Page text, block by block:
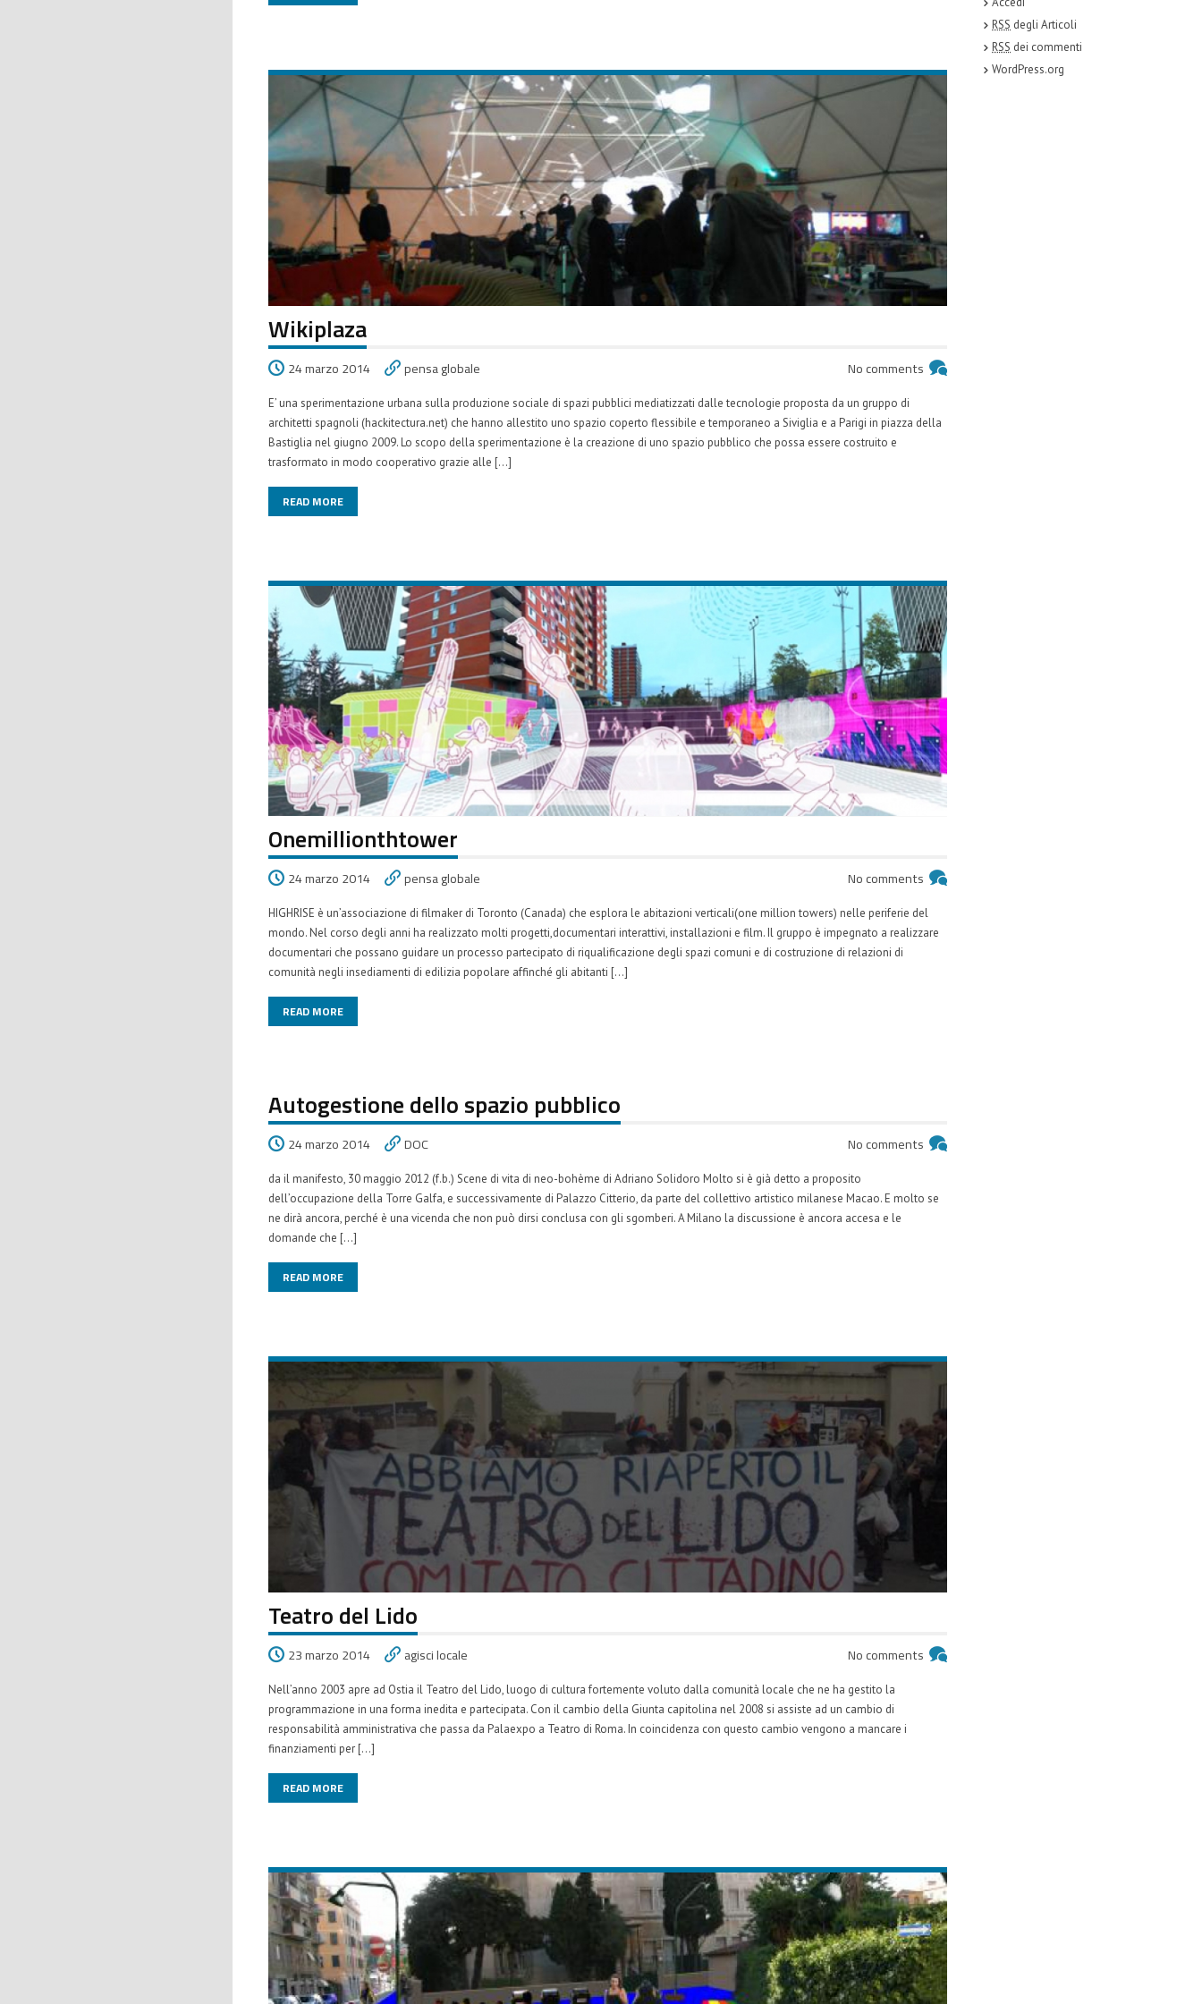
Wikiplaza
24 marzo 2014 pensa globale No comments
E’ una sperimentazione urbana sulla produzione sociale di spazi pubblici mediatizzati dalle tecnologie proposta da un gruppo di
architetti spagnoli (hackitectura.net) che hanno allestito uno spazio coperto flessibile e temporaneo a Siviglia e a Parigi in piazza della
Bastiglia nel giugno 2009. Lo scopo della sperimentazione è la creazione di uno spazio pubblico che possa essere costruito e
trasformato in modo cooperativo grazie alle […]
READ MORE
Onemillionthtower
24 marzo 2014 pensa globale No comments
HIGHRISE è un’associazione di filmaker di Toronto (Canada) che esplora le abitazioni verticali(one million towers) nelle periferie del
mondo. Nel corso degli anni ha realizzato molti progetti,documentari interattivi, installazioni e film. Il gruppo è impegnato a realizzare
documentari che possano guidare un processo partecipato di riqualificazione degli spazi comuni e di costruzione di relazioni di
comunità negli insediamenti di edilizia popolare affinché gli abitanti […]
READ MORE
Autogestione dello spazio pubblico
24 marzo 2014 DOC No comments
da il manifesto, 30 maggio 2012 (f.b.) Scene di vita di neo-bohème di Adriano Solidoro Molto si è già detto a proposito
dell’occupazione della Torre Galfa, e successivamente di Palazzo Citterio, da parte del collettivo artistico milanese Macao. E molto se
ne dirà ancora, perché è una vicenda che non può dirsi conclusa con gli sgomberi. A Milano la discussione è ancora accesa e le
domande che […]
READ MORE
Teatro del Lido
23 marzo 2014 agisci locale No comments
Nell’anno 2003 apre ad Ostia il Teatro del Lido, luogo di cultura fortemente voluto dalla comunità locale che ne ha gestito la
programmazione in una forma inedita e partecipata. Con il cambio della Giunta capitolina nel 2008 si assiste ad un cambio di
responsabilità amministrativa che passa da Palaexpo a Teatro di Roma. In coincidenza con questo cambio vengono a mancare i
finanziamenti per […]
READ MORE
RSS degli Articoli
RSS dei commenti
WordPress.org